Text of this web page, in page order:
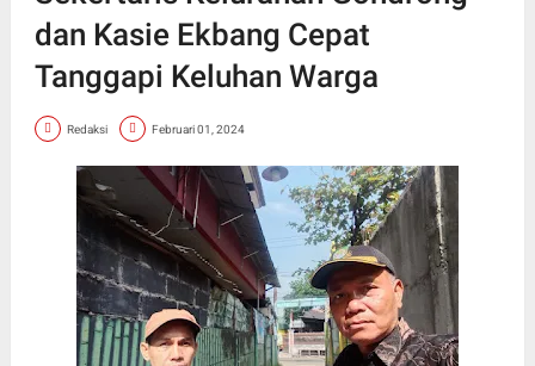
dan Kasie Ekbang Cepat
Tanggapi Keluhan Warga
Redaksi Februari 01, 2024